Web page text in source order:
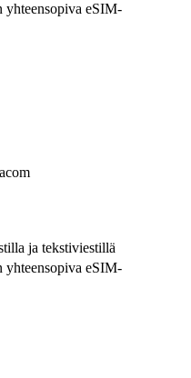
yhteensopiva eSIM-
ja tekstiviestillä
yhteensopiva eSIM-